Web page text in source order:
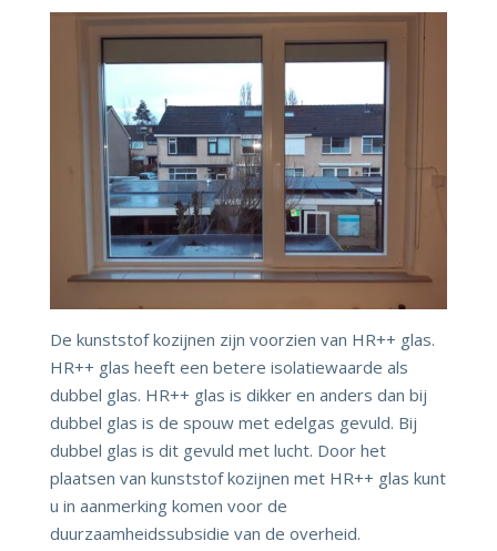
De kunststof kozijnen zijn voorzien van HR++ glas.
HR++ glas heeft een betere isolatiewaarde als
dubbel glas. HR++ glas is dikker en anders dan bij
dubbel glas is de spouw met edelgas gevuld. Bij
dubbel glas is dit gevuld met lucht. Door het
plaatsen van kunststof kozijnen met HR++ glas kunt
u in aanmerking komen voor de
duurzaamheidssubsidie van de overheid.